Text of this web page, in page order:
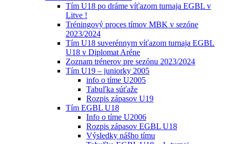
Tím U18 po dráme víťazom turnaja EGBL v
Litve !
Tréningový proces tímov MBK v sezóne
2023/2024
Tím U18 suverénnym víťazom turnaja EGBL
U18 v Diplomat Aréne
Zoznam trénerov pre sezónu 2023/2024
Tím U19 – juniorky 2005
info o tíme U2005
Tabuľka súťaže
Rozpis zápasov U19
Tím EGBL U18
Info o tíme U2006
Rozpis zápasov EGBL U18
Výsledky nášho tímu